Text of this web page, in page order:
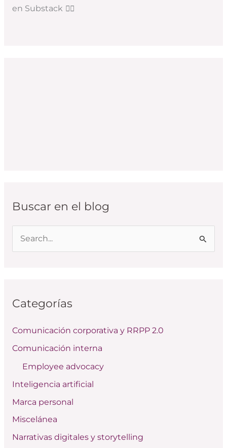
en Substack 👇🏻
Buscar en el blog
a
p
o
:
Categorías
Comunicación corporativa y RRPP 2.0
Comunicación interna
Employee advocacy
Inteligencia artificial
Marca personal
Miscelánea
Narrativas digitales y storytelling